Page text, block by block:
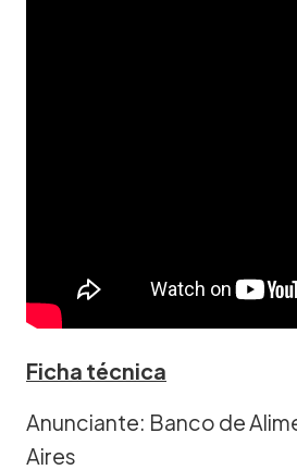
Ficha técnica
Anunciante: Banco de
Aires